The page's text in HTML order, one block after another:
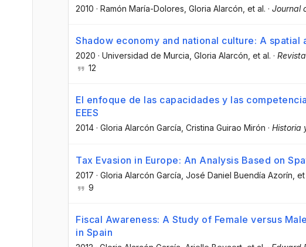
2010 · Ramón María-Dolores , Gloria Alarcón , et al. · Journal
Shadow economy and national culture: A spatial
2020 · Universidad de Murcia , Gloria Alarcón , et al. ·
12
El enfoque de las capacidades y las
EEES
2014 · Gloria Alarcón García , Cristina Guirao Mirón · Historia
Tax Evasion in Europe: An Analysis Based on
2017 · Gloria Alarcón García , José Daniel Buendía Azorín ,
9
Fiscal Awareness: A Study of Female versus
in Spain